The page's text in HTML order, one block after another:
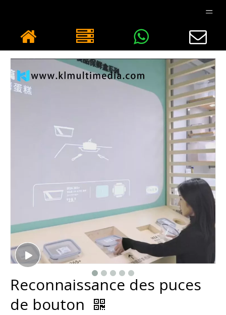
Reconnaissance des puces
de bouton